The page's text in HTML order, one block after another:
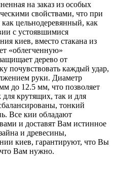
на заказ из особых
свойствами, что при
как цельнодеревянный, как
с устоявшимися
киев, вместо стакана из
«облегченную»
дерево от
почувствовать каждый удар,
руки. Диаметр
до 12.5 мм, что позволяет
для крутящих, так и для
тонкий
Все кии обладают
и доставят Вам истинное
и древесины,
киев, гарантируют, что Вы
Вам нужно.